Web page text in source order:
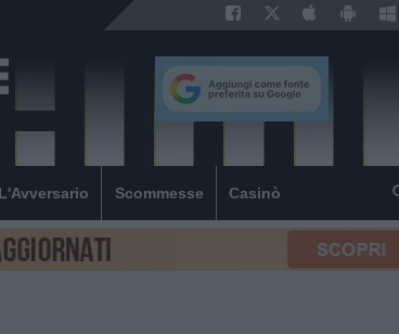
L'Avversario Scommesse Casinò